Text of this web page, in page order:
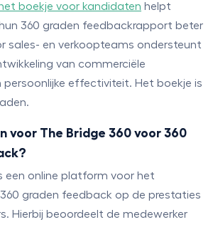
boekje voor kandidaten helpt
360 graden feedbackrapport beter
sales- en verkoopteams ondersteunt
van commerciële
persoonlijke effectiviteit. Het boekje is
voor The Bridge 360 voor 360
een online platform voor het
graden feedback op de prestaties
Hierbij beoordeelt de medewerker